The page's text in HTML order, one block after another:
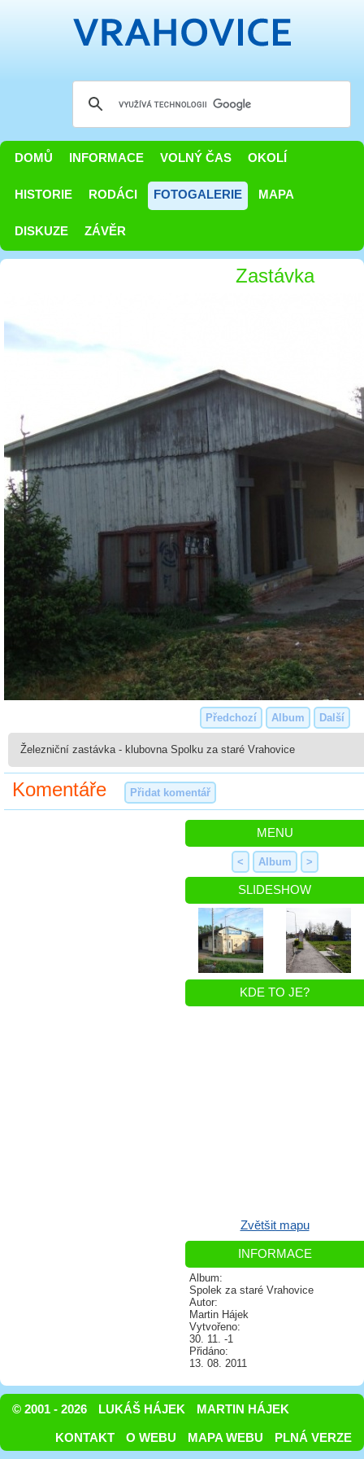
DOMŮ INFORMACE VOLNÝ ČAS OKOLÍ
HISTORIE RODÁCI FOTOGALERIE MAPA
DISKUZE ZÁVĚR
Zastávka
Předchozí Album Další
Železniční zastávka - klubovna Spolku za staré Vrahovice
Komentáře Přidat komentář
MENU
< Album >
SLIDESHOW
KDE TO JE?
Zvětšit mapu
INFORMACE
Album:
Spolek za staré Vrahovice
Autor:
Martin Hájek
Vytvořeno:
30. 11. -1
Přidáno:
13. 08. 2011
© 2001 - 2026 LUKÁŠ HÁJEK MARTIN HÁJEK
PLNÁ VERZE
MAPA WEBU
O WEBU
KONTAKT